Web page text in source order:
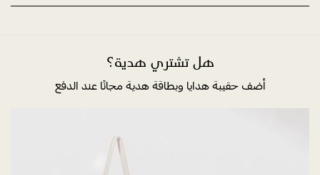
هل تشتري هدية؟
أضف حقيبة هدايا وبطاقة هدية مجانًا عند الدفع